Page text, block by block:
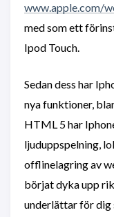
www.apple.com/
med som ett
Ipod Touch.
Sedan dess har
nya funktioner,
HTML 5 har
ljuduppspelning,
offlinelagring av
börjat dyka upp
underlättar för dig